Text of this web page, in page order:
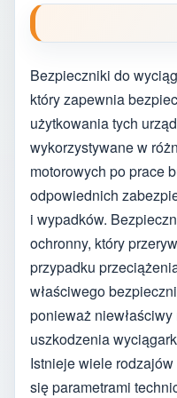
Bezpieczniki do
który zapewnia
użytkowania tych
wykorzystywane w
motorowych po prace
odpowiednich
i wypadków.
ochronny, który
przypadku
właściwego
ponieważ
uszkodzenia
Istnieje wiele
się parametrami